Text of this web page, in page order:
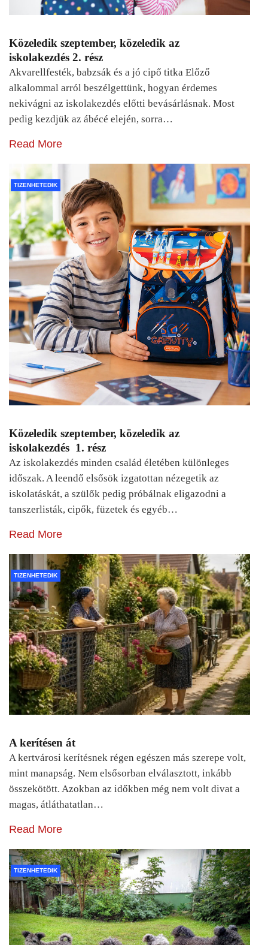
Közeledik szeptember, közeledik az
iskolakezdés 2. rész
Akvarellfesték, babzsák és a jó cipő titka Előző
alkalommal arról beszélgettünk, hogyan érdemes
nekivágni az iskolakezdés előtti bevásárlásnak. Most
pedig kezdjük az ábécé elején, sorra…
Read More
TIZENHETEDIK
Közeledik szeptember, közeledik az
iskolakezdés 1. rész
Az iskolakezdés minden család életében különleges
időszak. A leendő elsősök izgatottan nézegetik az
iskolatáskát, a szülők pedig próbálnak eligazodni a
tanszerlisták, cipők, füzetek és egyéb…
Read More
TIZENHETEDIK
A kerítésen át
A kertvárosi kerítésnek régen egészen más szerepe volt,
mint manapság. Nem elsősorban elválasztott, inkább
összekötött. Azokban az időkben még nem volt divat a
magas, átláthatatlan…
Read More
TIZENHETEDIK